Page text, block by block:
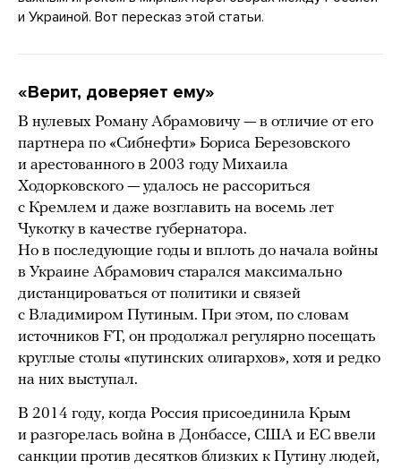
и Украиной. Вот пересказ этой статьи.
«Верит, доверяет ему»
В нулевых Роману Абрамовичу — в отличие от его
партнера по «Сибнефти» Бориса Березовского
и арестованного в 2003 году Михаила
Ходорковского — удалось не рассориться
с Кремлем и даже возглавить на восемь лет
Чукотку в качестве губернатора.
Но в последующие годы и вплоть до начала войны
в Украине Абрамович старался максимально
дистанцироваться от политики и связей
с Владимиром Путиным. При этом, по словам
источников FT, он продолжал регулярно посещать
круглые столы «путинских олигархов», хотя и редко
на них выступал.
В 2014 году, когда Россия присоединила Крым
и разгорелась война в Донбассе, США и ЕС ввели
санкции против десятков близких к Путину людей,